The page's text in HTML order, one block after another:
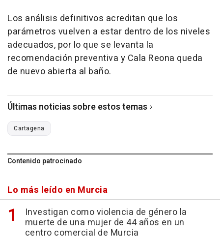
Los análisis definitivos acreditan que los
parámetros vuelven a estar dentro de los niveles
adecuados, por lo que se levanta la
recomendación preventiva y Cala Reona queda
de nuevo abierta al baño.
Últimas noticias sobre estos temas
Cartagena
Contenido patrocinado
Lo más leído en Murcia
Investigan como violencia de género la
muerte de una mujer de 44 años en un
centro comercial de Murcia